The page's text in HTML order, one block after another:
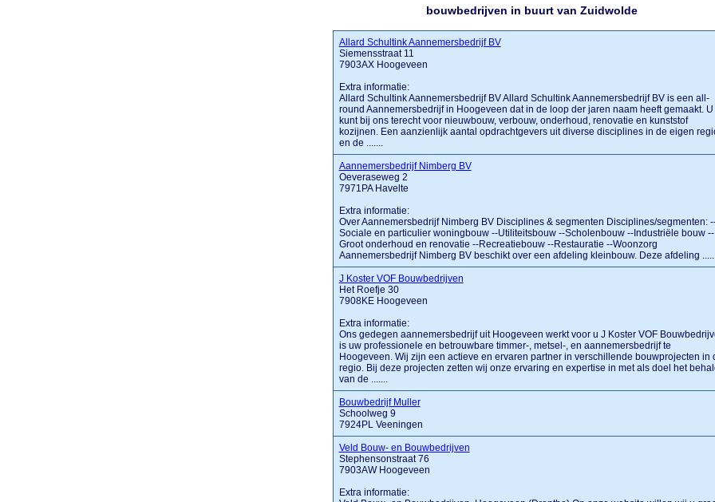
bouwbedrijven in buurt van Zuidwolde
Allard Schultink Aannemersbedrijf BV
Siemensstraat 11
7903AX Hoogeveen
Extra informatie:
Allard Schultink Aannemersbedrijf BV Allard Schultink Aannemersbedrijf BV is een all-
round Aannemersbedrijf in Hoogeveen dat in de loop der jaren naam heeft gemaakt. U
kunt bij ons terecht voor nieuwbouw, verbouw, onderhoud, renovatie en kunststof
kozijnen. Een aanzienlijk aantal opdrachtgevers uit diverse disciplines in de eigen
en de .......
Aannemersbedrijf Nimberg BV
Oeveraseweg 2
7971PA Havelte
Extra informatie:
Over Aannemersbedrijf Nimberg BV Disciplines & segmenten Disciplines/segmenten:
Sociale en particulier woningbouw --Utiliteitsbouw --Scholenbouw --Industriële bouw --
Groot onderhoud en renovatie --Recreatiebouw --Restauratie --Woonzorg
Aannemersbedrijf Nimberg BV beschikt over een afdeling kleinbouw. Deze afdeling
J Koster VOF Bouwbedrijven
Het Roefje 30
7908KE Hoogeveen
Extra informatie:
Ons gedegen aannemersbedrijf uit Hoogeveen werkt voor u J Koster VOF
is uw professionele en betrouwbare timmer-, metsel-, en aannemersbedrijf te
Hoogeveen. Wij zijn een actieve en ervaren partner in verschillende bouwprojecten in
regio. Bij deze projecten zetten wij onze ervaring en expertise in met als doel het
van de .......
Bouwbedrijf Muller
Schoolweg 9
7924PL Veeningen
Veld Bouw- en Bouwbedrijven
Stephensonstraat 76
7903AW Hoogeveen
Extra informatie: